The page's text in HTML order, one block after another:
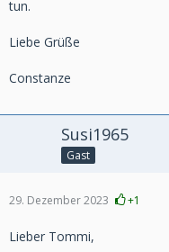
tun.
Liebe Grüße
Constanze
Susi1965
Gast
29. Dezember 2023 +1
Lieber Tommi,